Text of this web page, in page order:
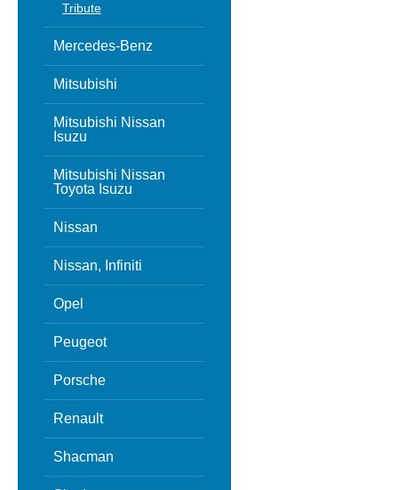
Tribute
Mercedes-Benz
Mitsubishi
Mitsubishi Nissan
Isuzu
Mitsubishi Nissan
Toyota Isuzu
Nissan
Nissan, Infiniti
Opel
Peugeot
Porsche
Renault
Shacman